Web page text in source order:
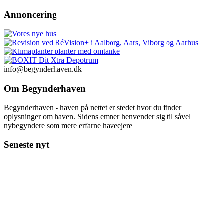
Annoncering
info@begynderhaven.dk
Om Begynderhaven
Begynderhaven - haven på nettet er stedet hvor du finder
oplysninger om haven. Sidens emner henvender sig til såvel
nybegyndere som mere erfarne haveejere
Seneste nyt